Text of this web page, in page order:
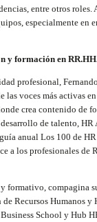
entre otros roles.
especialmente en
y formación en
profesional,
las voces más activas
crea contenido de
de talento,
guía anual Los 100 de
a los profesionales de
formativo, compagina
de Recursos Humanos
School y Hub